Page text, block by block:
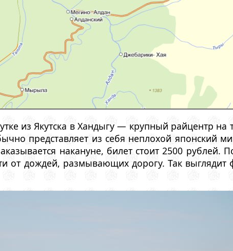
из Якутска в Хандыгу — крупный райцентр на
представляет из себя неплохой японский
накануне, билет стоит 2500 рублей.
от дождей, размывающих дорогу. Так выглядит